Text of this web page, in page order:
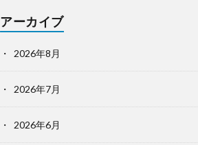
アーカイブ
2026年8月
2026年7月
2026年6月